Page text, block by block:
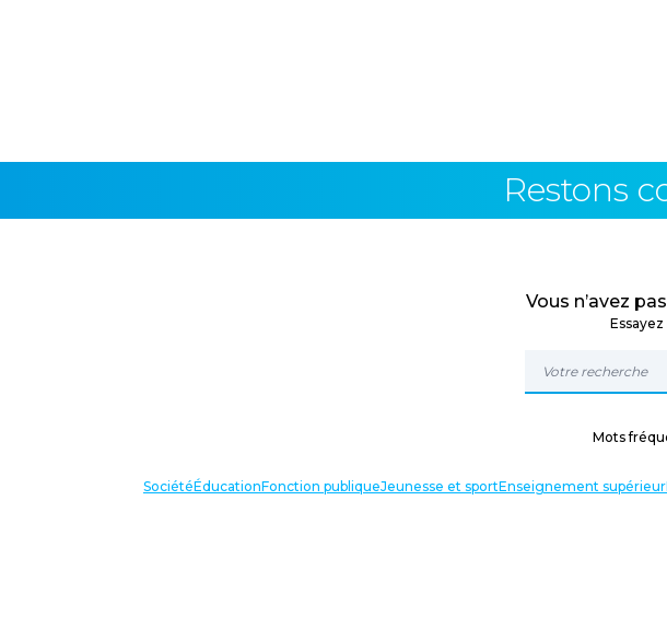
Restons
Vous n’avez
Mots
SociétéÉducationFonction publiqueJeunesse et sportEnseignement supérieur